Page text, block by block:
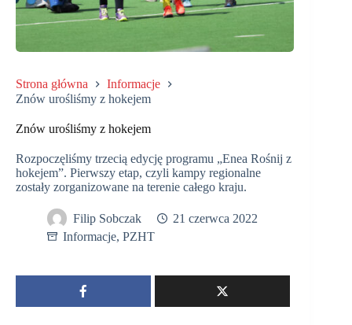
Strona główna
Informacje
Znów urośliśmy z hokejem
Znów urośliśmy z hokejem
Rozpoczęliśmy trzecią edycję programu „Enea Rośnij z
hokejem”. Pierwszy etap, czyli kampy regionalne
zostały zorganizowane na terenie całego kraju.
Filip Sobczak
21 czerwca 2022
Informacje, PZHT